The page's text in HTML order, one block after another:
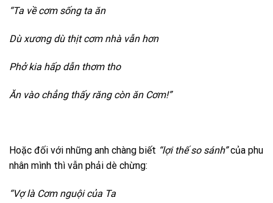
“Ta về cơm sống ta ăn
Dù xương dù thịt cơm nhà vẫn hơn
Phở kia hấp dẫn thơm tho
Ăn vào chẳng thấy răng còn ăn Cơm!”
Hoặc đối với những anh chàng biết “lợi thế so sánh”của phu
nhân mình thì vẫn phải dè chừng:
“Vợ là Cơm nguội của Ta